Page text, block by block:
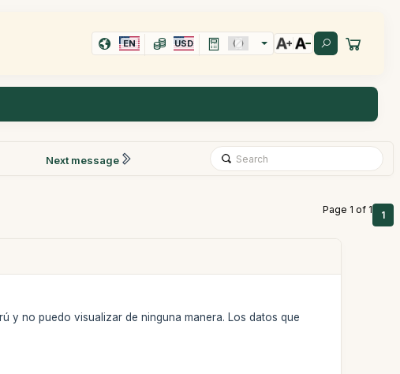
EN USD
Next message
Page 1 of 1 1
y no puedo visualizar de ninguna manera. Los datos que